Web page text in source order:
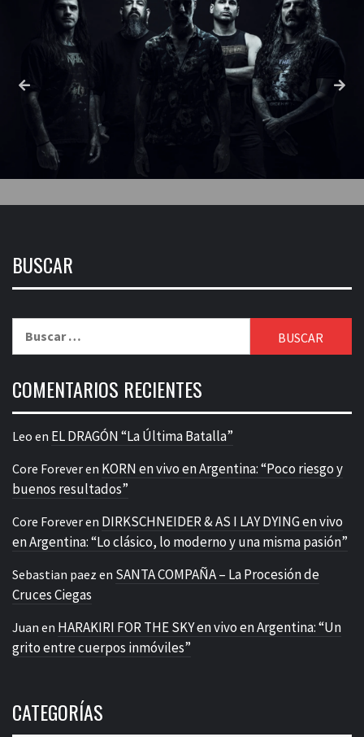
BUSCAR
COMENTARIOS RECIENTES
Leo en EL DRAGÓN “La Última Batalla”
Core Foreveren KORN en vivo en Argentina: “Poco riesgo y
buenos resultados”
Core Foreveren DIRKSCHNEIDER & AS I LAY DYING en vivo
en Argentina: “Lo clásico, lo moderno y una misma pasión”
Sebastian paez en SANTA COMPAÑA – La Procesión de
Cruces Ciegas
Juan en HARAKIRI FOR THE SKY en vivo en Argentina: “Un
grito entre cuerpos inmóviles”
CATEGORÍAS